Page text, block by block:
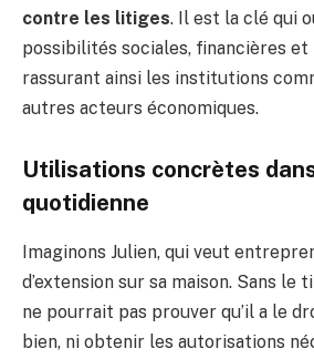
contre les litiges. Il est la clé qui
possibilités sociales, financières
rassurant ainsi les institutions
autres acteurs économiques.
Utilisations concrètes
quotidienne
Imaginons Julien, qui veut
d’extension sur sa maison. Sans
ne pourrait pas prouver qu’il a le
bien, ni obtenir les autorisations